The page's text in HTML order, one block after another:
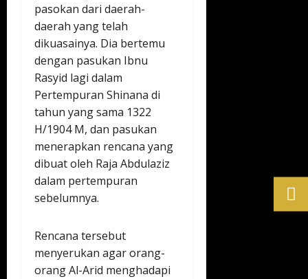
pasokan dari daerah-
daerah yang telah
dikuasainya. Dia bertemu
dengan pasukan Ibnu
Rasyid lagi dalam
Pertempuran Shinana di
tahun yang sama 1322
H/1904 M, dan pasukan
menerapkan rencana yang
dibuat oleh Raja Abdulaziz
dalam pertempuran
sebelumnya.
Rencana tersebut
menyerukan agar orang-
orang Al-Arid menghadapi